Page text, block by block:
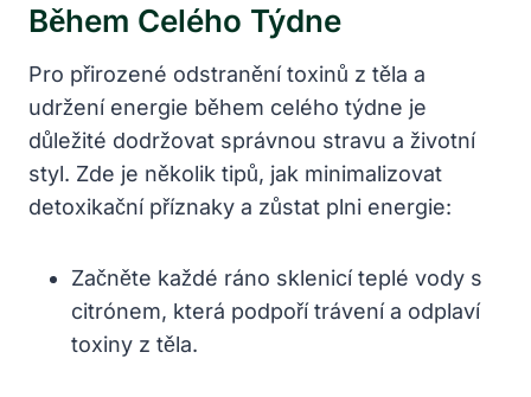
Během Celého Týdne
Pro přirozené odstranění toxinů z těla a
udržení energie během celého týdne je
důležité dodržovat správnou stravu a životní
styl. Zde je několik tipů, jak minimalizovat
detoxikační příznaky a zůstat plni energie:
Začněte každé ráno sklenicí teplé vody s
citrónem, která podpoří trávení a odplaví
toxiny z těla.